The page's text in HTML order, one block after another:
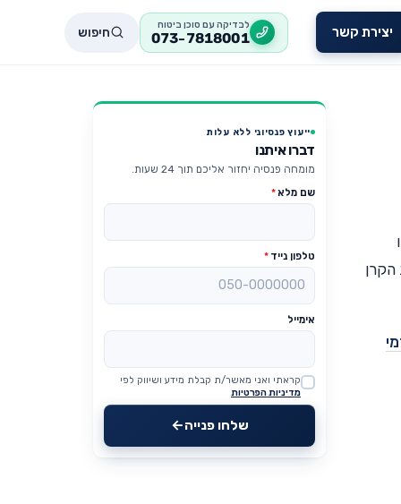
יצירת קשר לבדיקה עם סוכן ביטוח
073-7818001 חיפוש
הקרן
ייעוץ פנסיוני ללא עלות
דברו איתנו
מומחה פנסיה יחזור אליכם תוך 24 שעות.
שם מלא*
טלפון נייד *
אימייל
Website
קראתי ואני מאשר/ת קבלת מידע ושיווק לפי
מדיניות הפרטיות
שלחו פנייה